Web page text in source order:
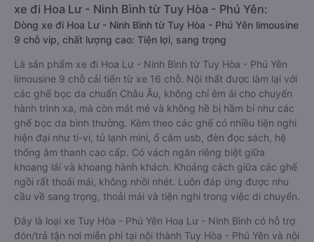
xe đi Hoa Lư - Ninh Bình từ Tuy Hòa - Phú Yên:
Dòng xe đi Hoa Lư - Ninh Bình từ Tuy Hòa - Phú Yên limousine
9 chỗ vip, chất lượng cao: Tiện lợi, sang trọng
Là sản phẩm xe đi Hoa Lư - Ninh Bình từ Tuy Hòa - Phú Yên
limousine 9 chỗ cải tiến từ xe 16 chỗ. Nội thất được làm lại với
các ghế bọc da chuẩn Châu Âu, không chỉ êm ái cho chuyến
hành trình xa, mà còn mát mẻ và không hề bị hầm bí như các
ghế bọc da bình thường. Kèm theo các ghế có nhiều tiện nghi
hiện đại như ti-vi, tủ lạnh mini, ổ cắm usb, đèn đọc sách, hệ
thống âm thanh cao cấp. Có vách ngăn riêng biệt giữa
khoang lái và khoang hành khách. Khoảng cách giữa các ghế
ngồi rất thoải mái, không nhồi nhét. Luôn đáp ứng được nhu
cầu về sang trọng, thoải mái và tiện nghi trong việc di chuyển.
Đây là loại xe Tuy Hòa - Phú Yên Hoa Lư - Ninh Bình có hỗ trợ
đón/trả tận nơi miễn phí tại nội thành Tuy Hòa - Phú Yên và nội